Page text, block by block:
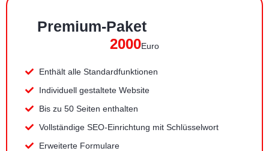
Premium-Paket
2000Euro
Enthält alle Standardfunktionen
Individuell gestaltete Website
Bis zu 50 Seiten enthalten
Vollständige SEO-Einrichtung mit Schlüsselwort
Erweiterte Formulare